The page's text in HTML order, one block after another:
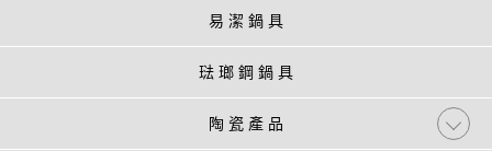
易 潔 鍋 具
琺 瑯 鋼 鍋 具
陶 瓷 產 品